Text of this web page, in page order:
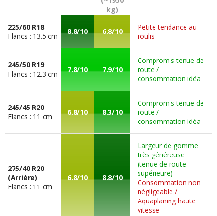
kg)
225/60 R18
Flancs : 13.5 cm
8.8/10 6.8/10
Petite tendance au
roulis
245/50 R19
Flancs : 12.3 cm
7.8/10 7.9/10
Compromis tenue de
route /
consommation idéal
245/45 R20
Flancs : 11 cm
6.8/10 8.3/10
Compromis tenue de
route /
consommation idéal
275/40 R20
(Arrière)
Flancs : 11 cm
6.8/10 8.8/10
Largeur de gomme
très généreuse
(tenue de route
supérieure)
Consommation non
négligeable /
Aquaplaning haute
vitesse